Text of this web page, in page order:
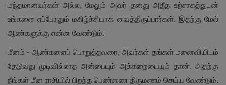
மந்தமானவர்கள் அல்ல, மேலும் அவர் தனது அதீத உற்சாகத்துடன்
உங்களை எப்போதும் மகிழ்ச்சியாக வைத்திருப்பார்கள். இதற்கு மேல்
ஆண்களுக்கு என்ன வேண்டும்.
மீனம் - ஆண்களைப் பொறுத்தவரை, அவர்கள் தங்கள் மனைவியிடம்
தேடுவது முடிவில்லாத அன்பையும் அக்கறையையும் தான். அதற்கு
நீங்கள் மீன ராசியில் பிறந்த பெண்ணை திருமணம் செய்ய வேண்டும்.